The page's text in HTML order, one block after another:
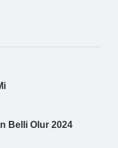
Belli Olur 2024